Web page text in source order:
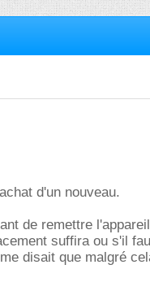
d'un nouveau.
de remettre
suffira ou s'il
disait que malgré